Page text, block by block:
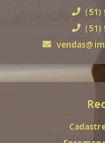
(51)
(51)